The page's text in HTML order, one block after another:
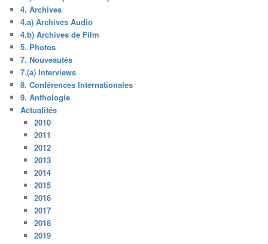
4. Archives
4.a) Archives Audio
4.b) Archives de Film
5. Photos
7. Nouveautés
7.(a) Interviews
8. Conférences Internationales
9. Anthologie
Actualités
2010
2011
2012
2013
2014
2015
2016
2017
2018
2019